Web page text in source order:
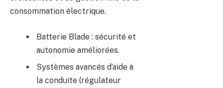
consommation électrique.
Batterie Blade : sécurité et
autonomie améliorées.
Systèmes avancés d’aide à
la conduite (régulateur